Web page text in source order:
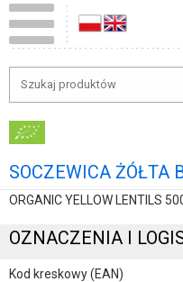
SOCZEWICA ŻÓŁTA
ORGANIC YELLOW LENTILS
OZNACZENIA I
Kod kreskowy (EAN)